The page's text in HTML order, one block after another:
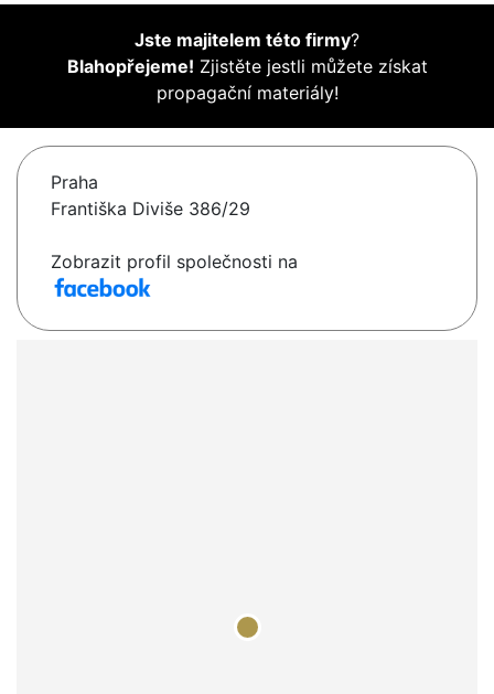
Jste majitelem této firmy?
Blahopřejeme! Zjistěte jestli můžete získat
propagační materiály!
Praha
Františka Diviše 386/29
Zobrazit profil společnosti na